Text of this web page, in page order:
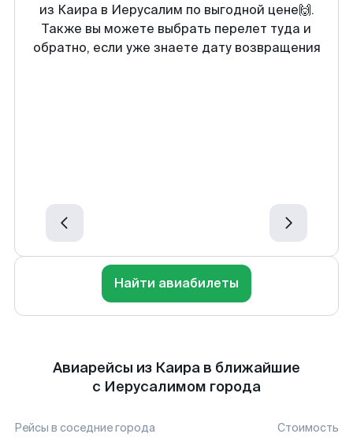
из Каира в Иерусалим по выгодной цене🙌.
Также вы можете выбрать перелет туда и
обратно, если уже знаете дату возвращения
Найти авиабилеты
Авиарейсы из Каира в ближайшие
с Иерусалимом города
Рейсы в соседние города Стоимость